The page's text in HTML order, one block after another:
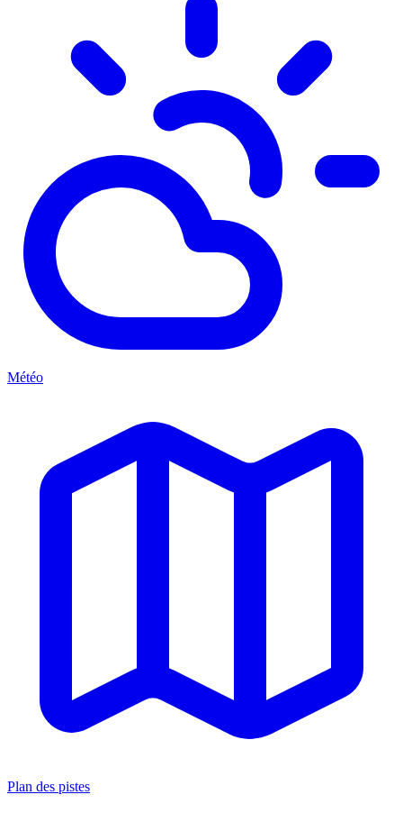
Météo
Plan des pistes